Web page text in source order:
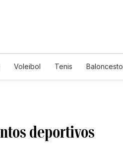
Voleibol Tenis Baloncesto
deportivos